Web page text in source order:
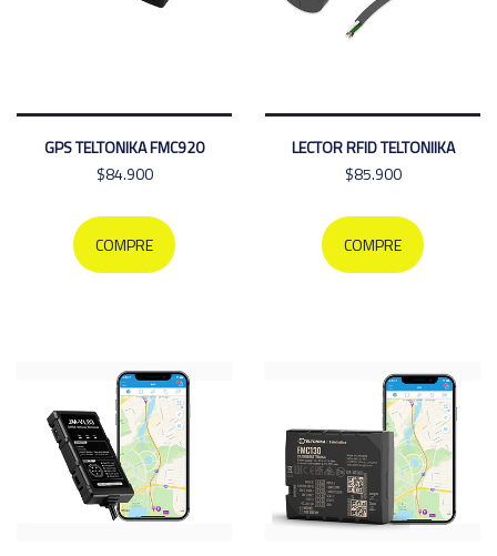
GPS TELTONIKA FMC920
$84.900
COMPRE
LECTOR RFID TELTONIIKA
$85.900
COMPRE